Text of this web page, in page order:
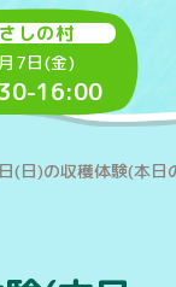
しの村
7日(金)
-16:00
(日)の収穫体験(本日